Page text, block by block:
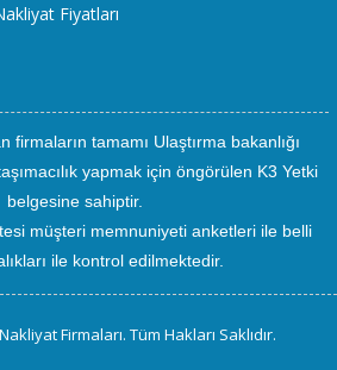
Fiyatları
firmaların tamamı Ulaştırma bakanlığı
yapmak için öngörülen K3 Yetki
belgesine sahiptir.
müşteri memnuniyeti anketleri ile belli
ile kontrol edilmektedir.
Firmaları. Tüm Hakları Saklıdır.